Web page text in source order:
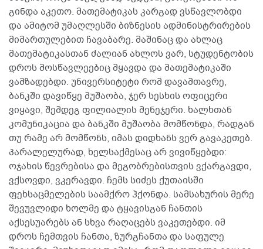
გინდა აკეთო. მათემატიკას კარგად ვსწავლობდი
და ამიტომ უმაღლესში ბიზნესის ადმინისტრირების
მიმართულებით ჩავაბარე. მაშინაც და ახლაც
მათემატიკასთან ძალიან ახლოს ვარ, სტუდენტობის
დროს მოსწავლეებიც მყავდა და მათემატიკაში
ვამზადებდი. უნივერსიტეტი რომ დავამთავრე,
ბანკში დავიწყე მუშაობა, ჯერ სესხის ოფიცერი
ვიყავი, შემდეგ ფილიალის მენეჯერი. ხალხთან
კომუნიკაცია და ბანკში მუშაობა მომწონდა, რადგან
თუ რამე არ მომწონს, იმას დიდხანს ვერ გავაკეთებ.
პარალელურად, ხელსაქმესაც არ ვივიწყებდი:
ოჯახის წევრებისა და მეგობრებისთვის ვქარგავდი,
ვქსოვდი, ვკერავდი. ჩემს სიძეს ქუთაისში
ფეხსაცმელების საამქრო ჰქონდა. სამსახურის მერე
შევუვლიდი ხოლმე და ტყავისგან ჩანთის
აქსესუარებს ან სხვა რაღაცებს ვაკეთებდი. იმ
დროს ჩემთვის ჩანთა, ზურგჩანთა და საფულე